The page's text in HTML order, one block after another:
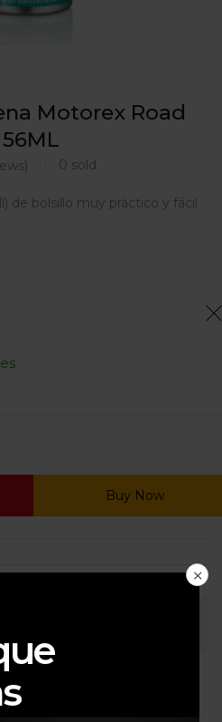
Motorex Road
0 sold
de bolsillo muy práctico y fácil
Buy Now